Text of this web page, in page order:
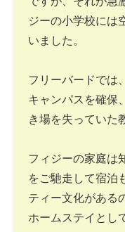
ジーの小学校には
いました。
フリーバードでは
キャンパスを確保
き場を失っていた
フィジーの家庭は
をご馳走して宿泊
ティー文化がある
ホームステイとし